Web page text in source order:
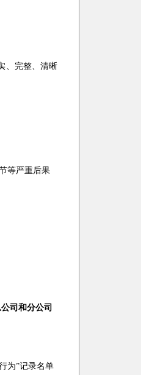
、完整、清晰
等严重后果
司和分公司
为”记录名单